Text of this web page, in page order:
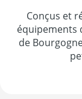
Conçus et
équipements
de